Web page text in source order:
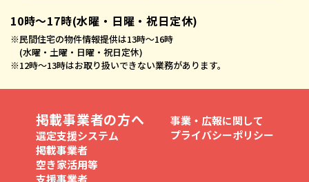
10時〜17時(水曜・日曜・祝日定休)
※民間住宅の物件情報提供は13時〜16時
(水曜・土曜・日曜・祝日定休)
※12時〜13時はお取り扱いできない業務があります。
掲載事業者の方へ
選定支援システム
掲載事業者
空き家活用等
支援事業者
事業・広報に関して
プライバシーポリシー